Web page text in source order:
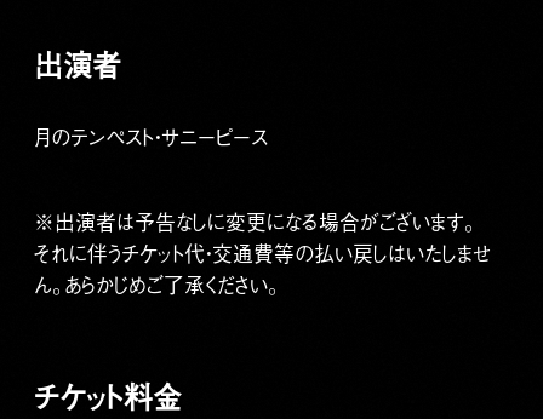
出演者
月のテンペスト・サニーピース
※出演者は予告なしに変更になる場合がございます。
それに伴うチケット代・交通費等の払い戻しはいたしませ
ん。あらかじめご了承ください。
チケット料金